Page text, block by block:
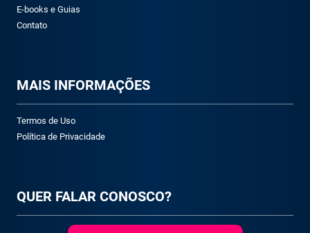
E-books e Guias
Contato
MAIS INFORMAÇÕES
Termos de Uso
Política de Privacidade
QUER FALAR CONOSCO?